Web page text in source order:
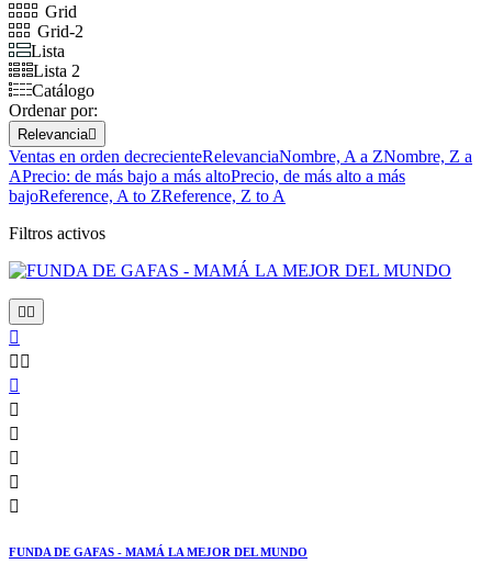
Grid
Grid-2
Lista
Lista 2
Catálogo
Ordenar por:
Relevancia
Ventas en orden decrecienteRelevanciaNombre, A a ZNombre, Z a
APrecio: de más bajo a más altoPrecio, de más alto a más
bajoReference, A to ZReference, Z to A
Filtros activos


 






FUNDA DE GAFAS - MAMÁ LA MEJOR DEL MUNDO